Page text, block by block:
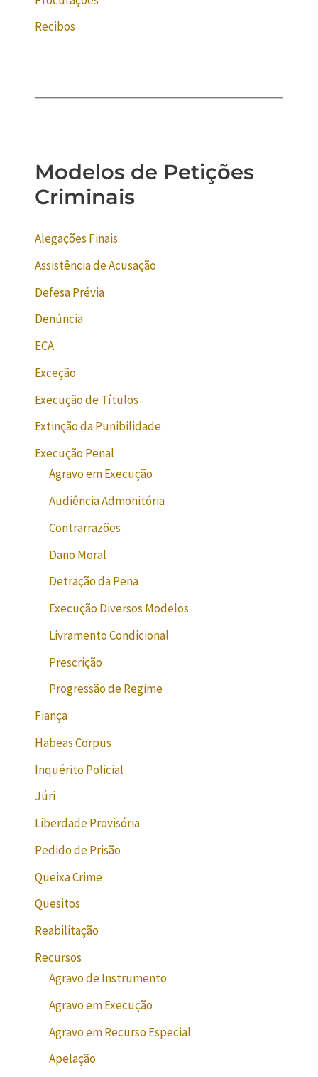
Recibos
Modelos de Petições
Criminais
Alegações Finais
Assistência de Acusação
Defesa Prévia
Denúncia
ECA
Exceção
Execução de Títulos
Extinção da Punibilidade
Execução Penal
Agravo em Execução
Audiência Admonitória
Contrarrazões
Dano Moral
Detração da Pena
Execução Diversos Modelos
Livramento Condicional
Prescrição
Progressão de Regime
Fiança
Habeas Corpus
Inquérito Policial
Júri
Liberdade Provisória
Pedido de Prisão
Queixa Crime
Quesitos
Reabilitação
Recursos
Agravo de Instrumento
Agravo em Execução
Agravo em Recurso Especial
Apelação